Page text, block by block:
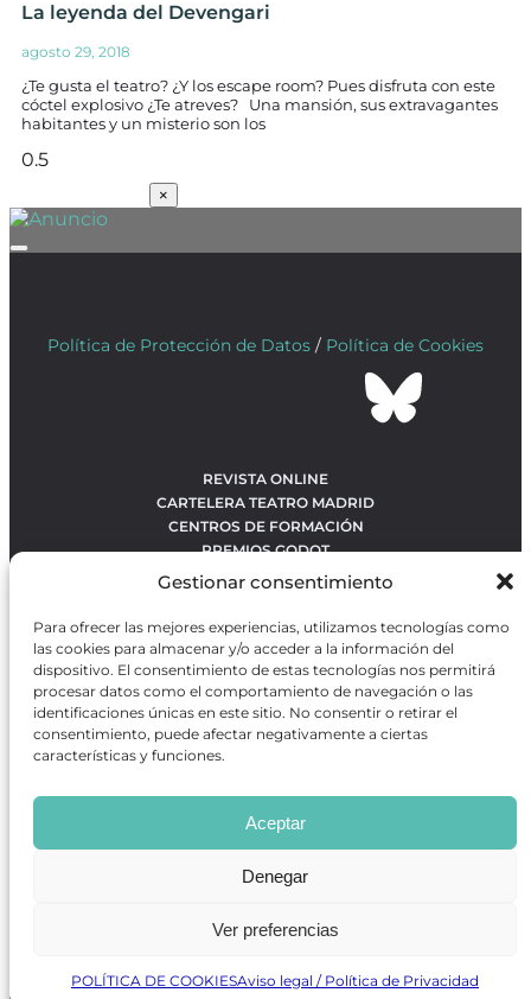
Gestionar consentimiento
Para ofrecer las mejores experiencias, utilizamos tecnologías como
las cookies para almacenar y/o acceder a la información del
dispositivo. El consentimiento de estas tecnologías nos permitirá
procesar datos como el comportamiento de navegación o las
identificaciones únicas en este sitio. No consentir o retirar el
consentimiento, puede afectar negativamente a ciertas
características y funciones.
Aceptar
Denegar
Ver preferencias
POLÍTICA DE COOKIESAviso legal / Política de Privacidad
La leyenda del Devengari
agosto 29, 2018
¿Te gusta el teatro? ¿Y los escape room? Pues disfruta con este
cóctel explosivo ¿Te atreves? Una mansión, sus extravagantes
habitantes y un misterio son los
×
Política de Protección de Datos / Política de Cookies
REVISTA ONLINE
CARTELERA TEATRO MADRID
CENTROS DE FORMACIÓN
PREMIOS GODOT
CONTACTO
OBRAS MÁS VOTADAS
RANKING MEJORES OBRAS
BÚSQUEDA AVANZADA DE OBRAS
Revista GODOTes una revista independiente especializada
en información sobre artes escénicas de Madrid, gratuita y
que se distribuye en espacios escénicos, además de otros
puntos de interés turístico y de ocio de la capital.
Desarrollado por Precise Future